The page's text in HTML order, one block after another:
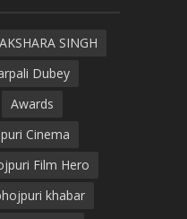
AKSHARA SINGH
Dubey
Awards
Cinema
Film Hero
khabar